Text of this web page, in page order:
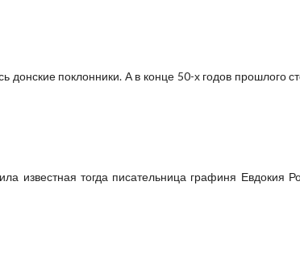
поклонники. А в конце 50-х годов прошлого
известная тогда писательница графиня Евдокия